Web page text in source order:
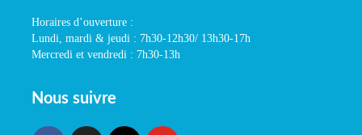
Horaires d’ouverture :
Lundi, mardi & jeudi : 7h30-12h30/ 13h30-17h
Mercredi et vendredi : 7h30-13h
Nous suivre